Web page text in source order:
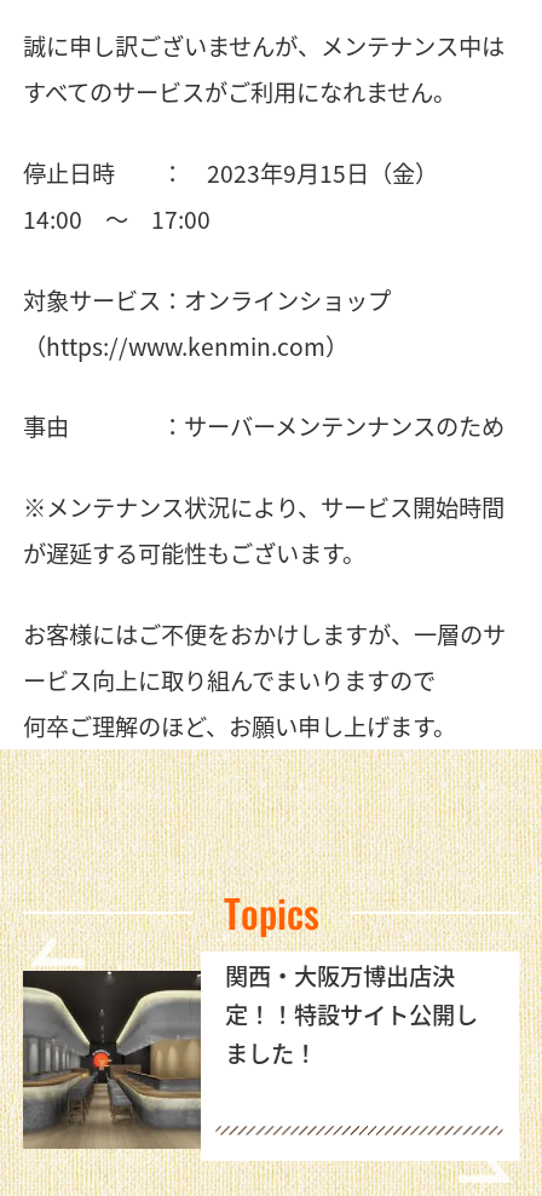
誠に申し訳ございませんが、メンテナンス中は
すべてのサービスがご利用になれません。
停止日時 ： 2023年9月15日（金）
14:00 ～ 17:00
対象サービス：オンラインショップ
（https://www.kenmin.com）
事由 ：サーバーメンテンナンスのため
※メンテナンス状況により、サービス開始時間
が遅延する可能性もございます。
お客様にはご不便をおかけしますが、一層のサ
ービス向上に取り組んでまいりますので
何卒ご理解のほど、お願い申し上げます。
Topics
関西・大阪万博出店決
定！！特設サイト公開し
ました！